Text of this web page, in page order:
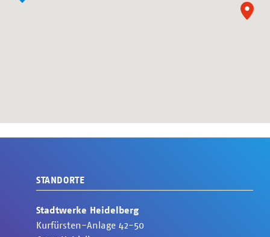
STANDORTE
Stadtwerke Heidelberg
Kurfürsten-Anlage 42-50